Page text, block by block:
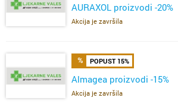
AURAXOL proizvodi -20%
Akcija je završila
POPUST 15%
Almagea proizvodi -15%
Akcija je završila